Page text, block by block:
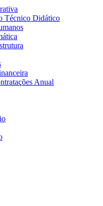
Técnico Didático
Anual